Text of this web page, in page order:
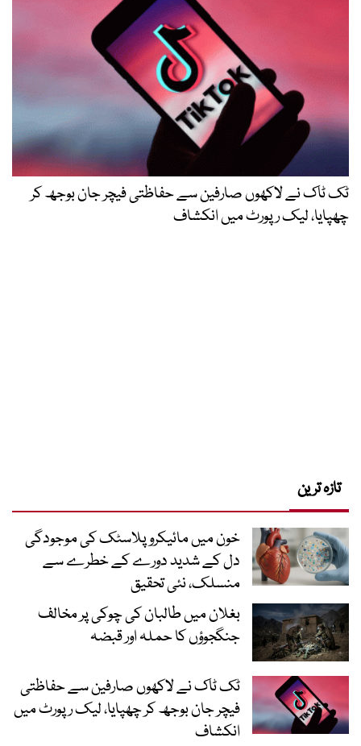
ٹک ٹاک نے لاکھوں صارفین سے حفاظتی فیچر جان بوجھ کر
چھپایا، لیک رپورٹ میں انکشاف
تازہ ترین
خون میں مائیکرو پلاسٹک کی موجودگی
دل کے شدید دورے کے خطرے سے
منسلک، نئی تحقیق
بغلان میں طالبان کی چوکی پر مخالف
جنگجوؤں کا حملہ اور قبضہ
ٹک ٹاک نے لاکھوں صارفین سے حفاظتی
فیچر جان بوجھ کر چھپایا، لیک رپورٹ میں
انکشاف